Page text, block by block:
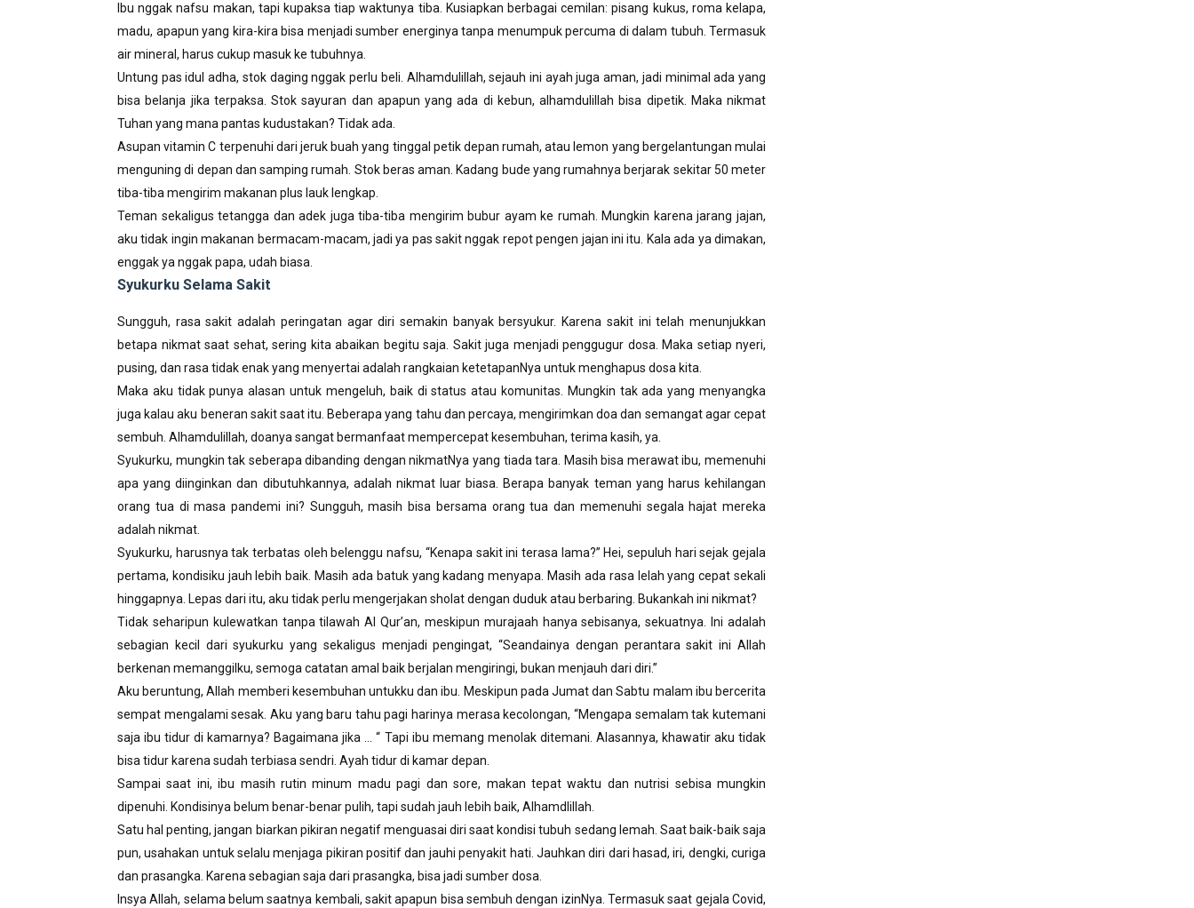
Ibu nggak nafsu makan, tapi kupaksa tiap waktunya tiba. Kusiapkan berbagai cemilan: pisang kukus, roma kelapa,
madu, apapun yang kira-kira bisa menjadi sumber energinya tanpa menumpuk percuma di dalam tubuh. Termasuk
air mineral, harus cukup masuk ke tubuhnya.
Untung pas idul adha, stok daging nggak perlu beli. Alhamdulillah, sejauh ini ayah juga aman, jadi minimal ada yang
bisa belanja jika terpaksa. Stok sayuran dan apapun yang ada di kebun, alhamdulillah bisa dipetik. Maka nikmat
Tuhan yang mana pantas kudustakan? Tidak ada.
Asupan vitamin C terpenuhi dari jeruk buah yang tinggal petik depan rumah, atau lemon yang bergelantungan mulai
menguning di depan dan samping rumah. Stok beras aman. Kadang bude yang rumahnya berjarak sekitar 50 meter
tiba-tiba mengirim makanan plus lauk lengkap.
Teman sekaligus tetangga dan adek juga tiba-tiba mengirim bubur ayam ke rumah. Mungkin karena jarang jajan,
aku tidak ingin makanan bermacam-macam, jadi ya pas sakit nggak repot pengen jajan ini itu. Kala ada ya dimakan,
enggak ya nggak papa, udah biasa.
Syukurku Selama Sakit
Sungguh, rasa sakit adalah peringatan agar diri semakin banyak bersyukur. Karena sakit ini telah menunjukkan
betapa nikmat saat sehat, sering kita abaikan begitu saja. Sakit juga menjadi penggugur dosa. Maka setiap nyeri,
pusing, dan rasa tidak enak yang menyertai adalah rangkaian ketetapanNya untuk menghapus dosa kita.
Maka aku tidak punya alasan untuk mengeluh, baik di status atau komunitas. Mungkin tak ada yang menyangka
juga kalau aku beneran sakit saat itu. Beberapa yang tahu dan percaya, mengirimkan doa dan semangat agar cepat
sembuh. Alhamdulillah, doanya sangat bermanfaat mempercepat kesembuhan, terima kasih, ya.
Syukurku, mungkin tak seberapa dibanding dengan nikmatNya yang tiada tara. Masih bisa merawat ibu, memenuhi
apa yang diinginkan dan dibutuhkannya, adalah nikmat luar biasa. Berapa banyak teman yang harus kehilangan
orang tua di masa pandemi ini? Sungguh, masih bisa bersama orang tua dan memenuhi segala hajat mereka
adalah nikmat.
Syukurku, harusnya tak terbatas oleh belenggu nafsu, “Kenapa sakit ini terasa lama?” Hei, sepuluh hari sejak gejala
pertama, kondisiku jauh lebih baik. Masih ada batuk yang kadang menyapa. Masih ada rasa lelah yang cepat sekali
hinggapnya. Lepas dari itu, aku tidak perlu mengerjakan sholat dengan duduk atau berbaring. Bukankah ini nikmat?
Tidak seharipun kulewatkan tanpa tilawah Al Qur’an, meskipun murajaah hanya sebisanya, sekuatnya. Ini adalah
sebagian kecil dari syukurku yang sekaligus menjadi pengingat, “Seandainya dengan perantara sakit ini Allah
berkenan memanggilku, semoga catatan amal baik berjalan mengiringi, bukan menjauh dari diri.”
Aku beruntung, Allah memberi kesembuhan untukku dan ibu. Meskipun pada Jumat dan Sabtu malam ibu bercerita
sempat mengalami sesak. Aku yang baru tahu pagi harinya merasa kecolongan, “Mengapa semalam tak kutemani
saja ibu tidur di kamarnya? Bagaimana jika … “ Tapi ibu memang menolak ditemani. Alasannya, khawatir aku tidak
bisa tidur karena sudah terbiasa sendri. Ayah tidur di kamar depan.
Sampai saat ini, ibu masih rutin minum madu pagi dan sore, makan tepat waktu dan nutrisi sebisa mungkin
dipenuhi. Kondisinya belum benar-benar pulih, tapi sudah jauh lebih baik, Alhamdlillah.
Satu hal penting, jangan biarkan pikiran negatif menguasai diri saat kondisi tubuh sedang lemah. Saat baik-baik saja
pun, usahakan untuk selalu menjaga pikiran positif dan jauhi penyakit hati. Jauhkan diri dari hasad, iri, dengki, curiga
dan prasangka. Karena sebagian saja dari prasangka, bisa jadi sumber dosa.
Insya Allah, selama belum saatnya kembali, sakit apapun bisa sembuh dengan izinNya. Termasuk saat gejala Covid,